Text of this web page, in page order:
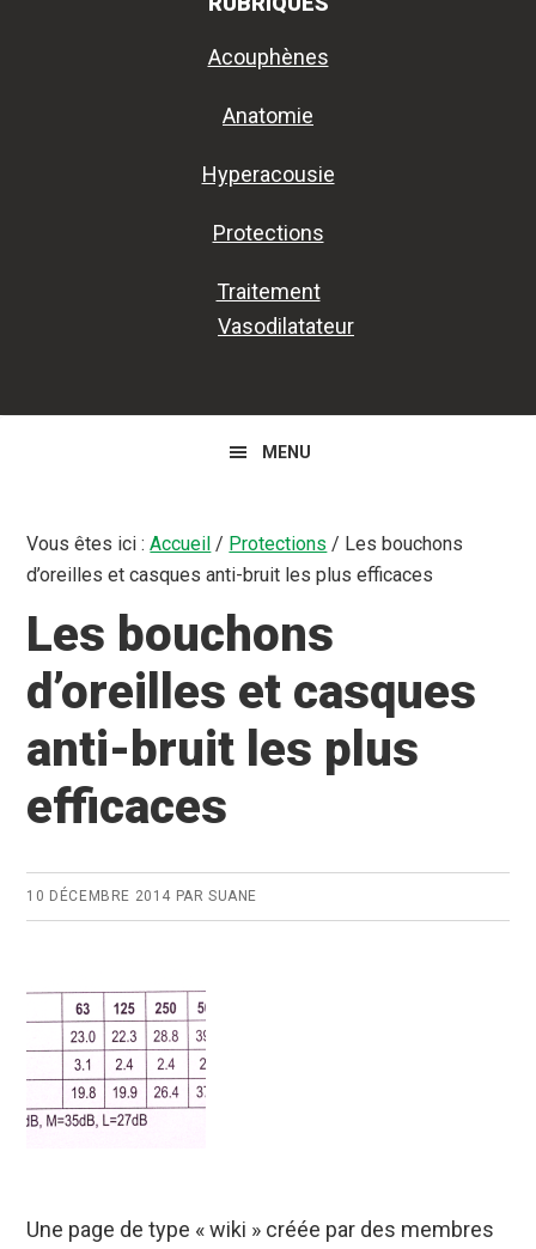
Acouphènes
Anatomie
Hyperacousie
Protections
Traitement
Vasodilatateur
MENU
Vous êtes ici :Accueil / Protections / Les bouchons
d’oreilles et casques anti-bruit les plus efficaces
Les bouchons
d’oreilles et casques
anti-bruit les plus
efficaces
10 DÉCEMBRE 2014 PAR SUANE
Une page de type « wiki » créée par des membres